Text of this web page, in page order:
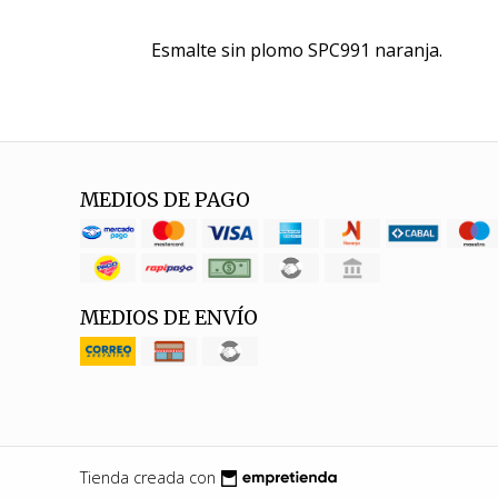
Esmalte sin plomo SPC991 naranja.
MEDIOS DE PAGO
MEDIOS DE ENVÍO
Tienda creada con